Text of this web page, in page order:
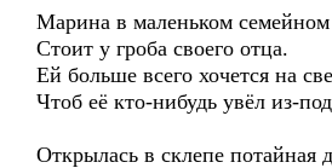
Марина в маленьком семейном
Стоит у гроба своего отца.
Ей больше всего хочется на
Чтоб её кто-нибудь увёл из-
Открылась в склепе потайная